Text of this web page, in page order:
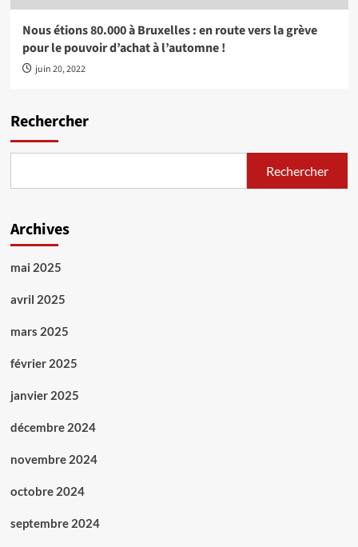
Nous étions 80.000 à Bruxelles : en route vers la grève
pour le pouvoir d’achat à l’automne !
juin 20, 2022
Rechercher
Rechercher
Archives
mai 2025
avril 2025
mars 2025
février 2025
janvier 2025
décembre 2024
novembre 2024
octobre 2024
septembre 2024